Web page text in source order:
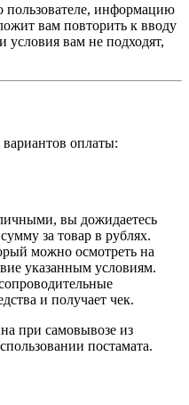
пользователе, информацию
вам повторить к вводу
условия вам не подходят,
оплаты:
вы дожидаетесь
за товар в рублях.
можно осмотреть на
указанным условиям.
и получает чек.
при самовывозе из
постамата.